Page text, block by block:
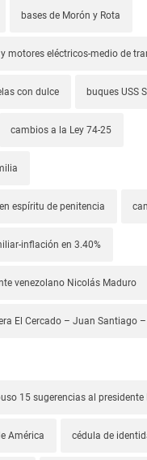
bases de Morón y Rota
motores eléctricos-medio de
con dulce buques USS
cambios a la Ley 74-25
espíritu de penitencia
inflación en 3.40%
venezolano Nicolás Maduro
El Cercado – Juan Santiago
15 sugerencias al presidente
América cédula de